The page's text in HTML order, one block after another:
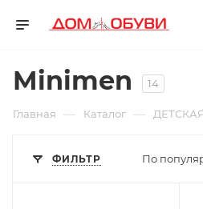
Minimen 14
Главная — Каталог — ДЕТСКАЯ
ФИЛЬТР По